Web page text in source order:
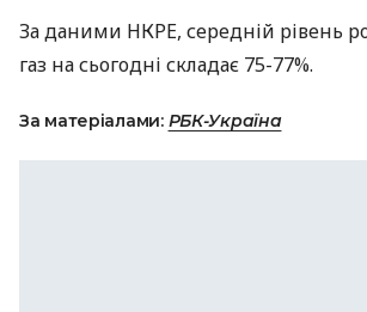
За даними НКРЕ, середній рівень
газ на сьогодні складає 75-77%.
За матеріалами: РБК-Україна